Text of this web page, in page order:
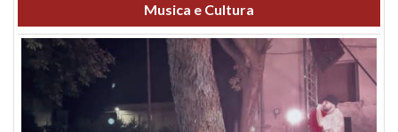
Musica e Cultura